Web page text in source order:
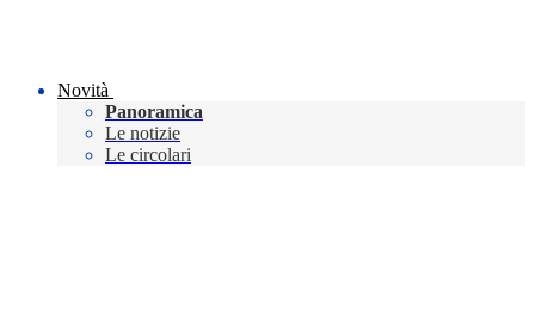
Novità
Panoramica
Le notizie
Le circolari